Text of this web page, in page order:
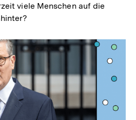
viele Menschen auf die